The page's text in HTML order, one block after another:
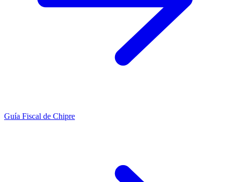
Guía Fiscal de Chipre